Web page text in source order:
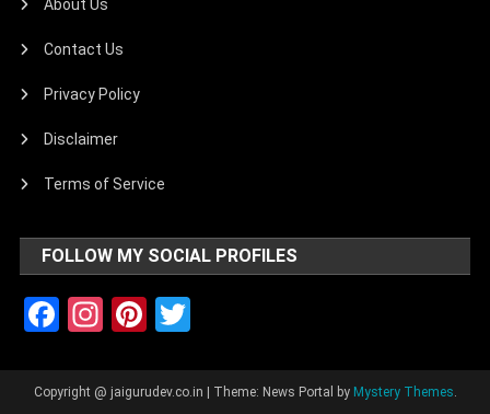
About Us
Contact Us
Privacy Policy
Disclaimer
Terms of Service
FOLLOW MY SOCIAL PROFILES
Facebook
Instagram
Pinterest
Copyright @ jaigurudev.co.in | Theme: News Portal by Mystery Themes